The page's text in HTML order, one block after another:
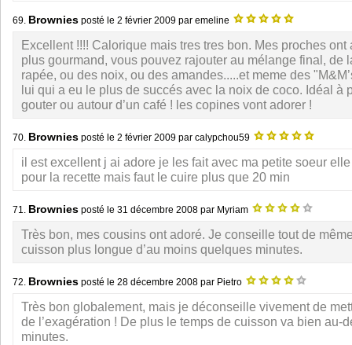
69. Brownies posté le 2 février 2009 par emeline
Excellent !!!! Calorique mais tres tres bon. Mes proches ont
plus gourmand, vous pouvez rajouter au mélange final, de
rapée, ou des noix, ou des amandes.....et meme des
lui qui a eu le plus de succés avec la noix de coco. Idéal à
gouter ou autour d’un café ! les copines vont adorer !
70. Brownies posté le 2 février 2009 par calypchou59
il est excellent j ai adore je les fait avec ma petite soeur
pour la recette mais faut le cuire plus que 20 min
71. Brownies posté le 31 décembre 2008 par Myriam
Très bon, mes cousins ont adoré. Je conseille tout de
cuisson plus longue d’au moins quelques minutes.
72. Brownies posté le 28 décembre 2008 par Pietro
Très bon globalement, mais je déconseille vivement de
de l’exagération ! De plus le temps de cuisson va bien au-
minutes.